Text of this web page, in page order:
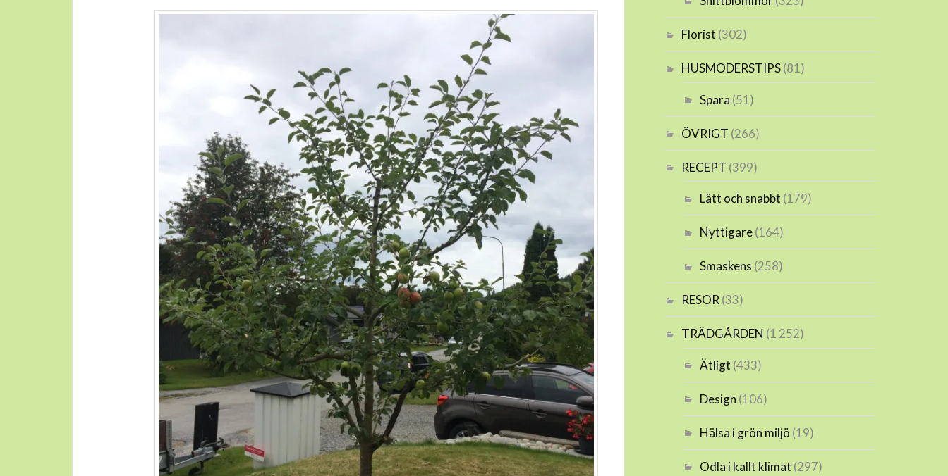
Florist (302)
HUSMODERSTIPS(81)
Spara (51)
ÖVRIGT (266)
RECEPT (399)
Lätt och snabbt (179)
Nyttigare(164)
Smaskens (258)
RESOR (33)
TRÄDGÅRDEN (1 252)
Ätligt (433)
Design (106)
Hälsa i grön miljö (19)
Odla i kallt klimat (297)